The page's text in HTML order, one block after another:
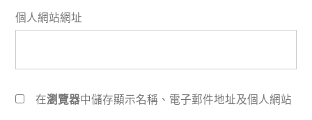
個人網站網址
在瀏覽器中儲存顯示名稱、電子郵件地址及個人網站